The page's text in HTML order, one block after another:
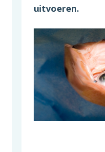
uitvoeren.